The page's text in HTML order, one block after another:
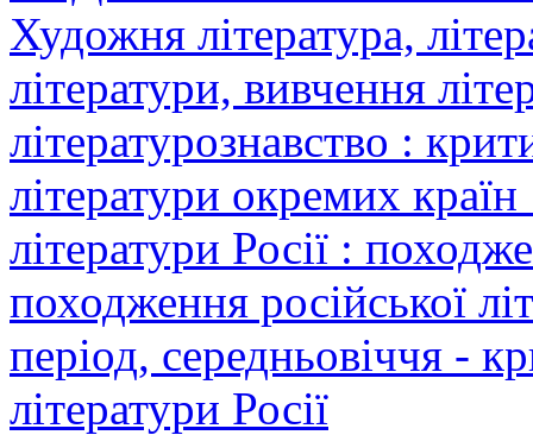
Художня література,
літератури, вивчення
літературознавство :
літератури окремих
літератури Росії :
походження російської
період, середньовіччя -
літератури Росії